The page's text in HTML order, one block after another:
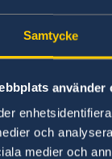
Samtycke
använder
och
medier och